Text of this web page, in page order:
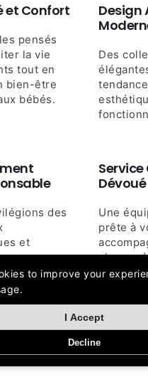
et Confort
pensés
la vie
tout en
bien-être
bébés.
Design
Des
des
et
un
sain pour
Dévoué
Une
prête à
chaque
une
to improve your
I Accept
Decline